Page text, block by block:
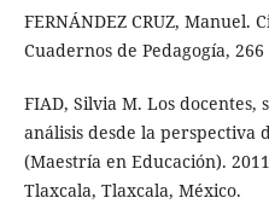
FERNÁNDEZ CRUZ, Manuel.
Cuadernos de Pedagogía,
FIAD, Silvia M. Los docentes,
análisis desde la perspectiva
(Maestría en Educación).
Tlaxcala, Tlaxcala, México.